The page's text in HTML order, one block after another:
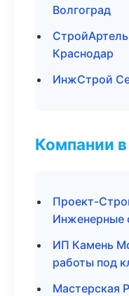
Волгоград
Краснодар
ИнжСтрой
Компании
Проект-
Инженерные
ИП Камень
работы под
Мастерская